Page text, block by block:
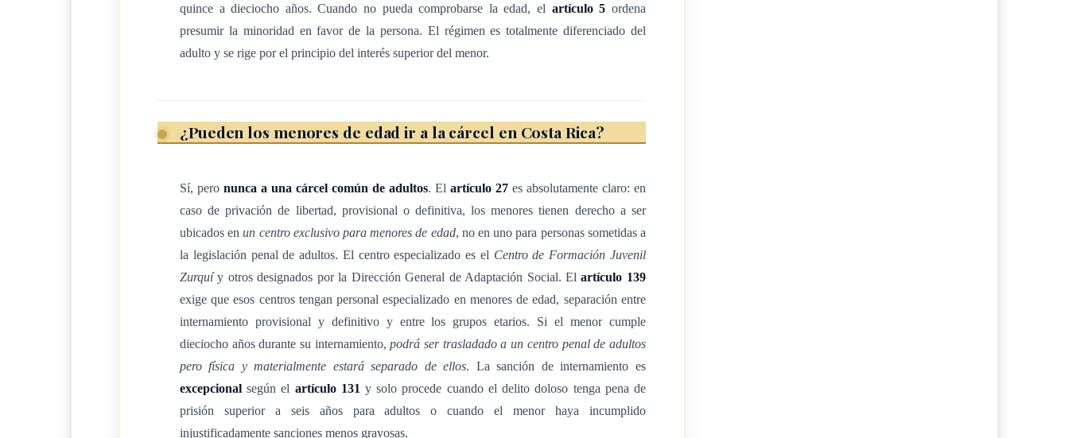
territorialidad y extraterritorialidad establecidas en el Código Penal.
Grupos etarios
edad y hasta los quince años de edad, y a partir de los quince años de
edad y hasta tanto no se hayan cumplido los dieciocho años de edad.
Presunción de minoridad
En los casos en que por ningún medio pueda comprobarse la edad de una
quince a dieciocho años. Cuando no pueda comprobarse la edad, el artículo 5 ordena
presumir la minoridad en favor de la persona. El régimen es totalmente diferenciado del
adulto y se rige por el principio del interés superior del menor.
¿Pueden los menores de edad ir a la cárcel en Costa Rica?
Sí, pero nunca a una cárcel común de adultos. El artículo 27es absolutamente claro: en
caso de privación de libertad, provisional o definitiva, los menores tienen derecho a ser
ubicados enun centro exclusivo para menores de edad, no en uno para personas sometidas a
la legislación penal de adultos. El centro especializado es el Centro de Formación Juvenil
Zurquíy otros designados por la Dirección General de Adaptación Social. Elartículo 139
exige que esos centros tengan personal especializado en menores de edad, separación entre
internamiento provisional y definitivo y entre los grupos etarios. Si el menor cumple
dieciocho años durante su internamiento,podrá ser trasladado a un centro penal de adultos
pero física y materialmente estará separado de ellos. La sanción de internamiento es
excepcional según el artículo 131 y solo procede cuando el delito doloso tenga pena de
prisión superior a seis años para adultos o cuando el menor haya incumplido
injustificadamente sanciones menos gravosas.